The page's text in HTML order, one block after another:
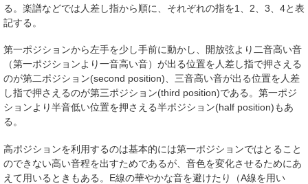
る。楽譜などでは人差し指から順に、それぞれの指を1、2、3、4と表
記する。
第一ポジションから左手を少し手前に動かし、開放弦より二音高い音
（第一ポジションより一音高い音）が出る位置を人差し指で押さえる
のが第二ポジション(second position)、三音高い音が出る位置を人差
し指で押さえるのが第三ポジション(third position)である。第一ポジ
ションより半音低い位置を押さえる半ポジション(half position)もあ
る。
高ポジションを利用するのは基本的には第一ポジションではとること
のできない高い音程を出すためであるが、音色を変化させるためにあ
えて用いるときもある。E線の華やかな音を避けたり（A線を用い